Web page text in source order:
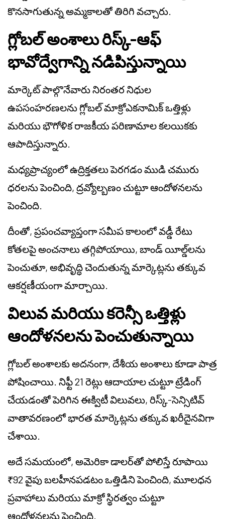
కొనసాగుతున్న అమ్మకాలతో తిరిగి వచ్చారు.
గ్లోబల్ అంశాలు రిస్క్-ఆఫ్
భావోద్వేగాన్ని నడిపిస్తున్నాయి
మార్కెట్ పాల్గొనేవారు నిరంతర నిధుల
ఉపసంహరణలను గ్లోబల్ మాక్రోఎకనామిక్ ఒత్తిళ్లు
మరియు భౌగోళిక రాజకీయ పరిణామాల కలయికకు
ఆపాదిస్తున్నారు.
మధ్యప్రాచ్యంలో ఉద్రిక్తతలు పెరగడం ముడి చమురు
ధరలను పెంచింది, ద్రవ్యోల్బణం చుట్టూ ఆందోళనలను
పెంచింది.
దీంతో, ప్రపంచవ్యాప్తంగా సమీప కాలంలో వడ్డీ రేటు
కోతలపై అంచనాలు తగ్గిపోయాయి, బాండ్ యీల్డ్‌లను
పెంచుతూ, అభివృద్ధి చెందుతున్న మార్కెట్లను తక్కువ
ఆకర్షణీయంగా మార్చాయి.
విలువ మరియు కరెన్సీ ఒత్తిళ్లు
ఆందోళనలను పెంచుతున్నాయి
గ్లోబల్ అంశాలకు అదనంగా, దేశీయ అంశాలు కూడా పాత్ర
పోషించాయి. నిఫ్టీ 21 రెట్లు ఆదాయాల చుట్టూ ట్రేడింగ్
చేయడంతో పెరిగిన ఈక్విటీ విలువలు, రిస్క్-సెన్సిటివ్
వాతావరణంలో భారత మార్కెట్లను తక్కువ ఖరీదైనవిగా
చేశాయి.
అదే సమయంలో, అమెరికా డాలర్‌తో పోలిస్తే రూపాయి
₹92 వైపు బలహీనపడటం ఒత్తిడిని పెంచింది, మూలధన
ప్రవాహాలు మరియు మాక్రో స్థిరత్వం చుట్టూ
ఆందోళనలను పెంచింది.